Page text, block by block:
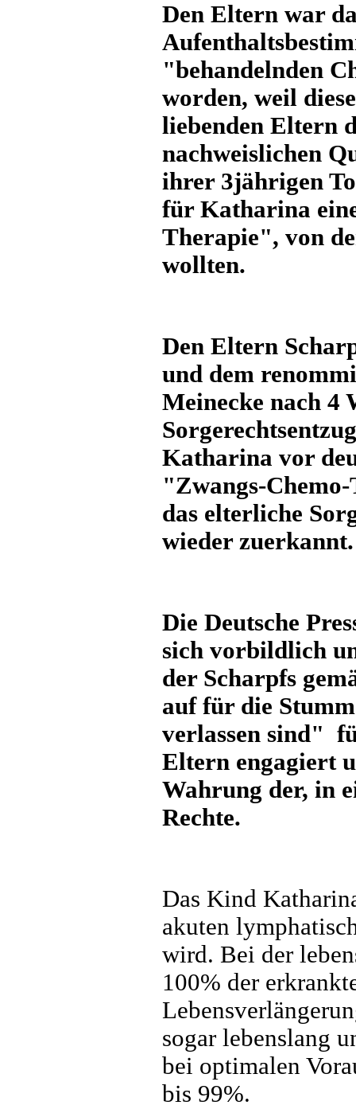
Den Eltern war
"behandelnden
worden, weil
liebenden Eltern
nachweislichen
ihrer 3jährigen
für Katharina
Therapie", von
wollten.
Den Eltern
und dem
Meinecke nach 4
Katharina vor
"Zwangs-
das elterliche
wieder zuerkannt.
Die Deutsche
sich vorbildlich
der Scharpfs
auf für die
verlassen sind"
Eltern engagiert
Wahrung der, in
Rechte.
Das Kind
akuten
wird. Bei der
100% der
sogar lebenslang
bei optimalen
bis 99%.